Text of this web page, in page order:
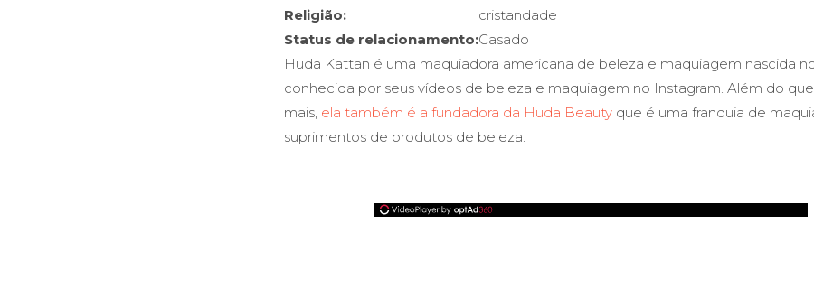
Religião:
cristandade
Status de relacionamento:Casado
Huda Kattan é uma maquiadora americana de beleza e maquiagem nascida
conhecida por seus vídeos de beleza e maquiagem no Instagram. Além do
mais, ela também é a fundadora da Huda Beautyque é uma franquia de
suprimentos de produtos de beleza.